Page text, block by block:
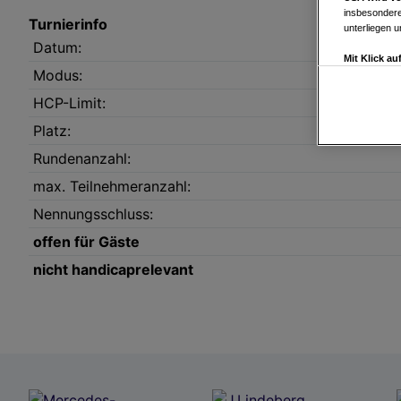
Turnierinfo
Datum:
Modus:
HCP-Limit:
Platz:
Rundenanzahl:
max. Teilnehmeranzahl:
Nennungsschluss:
offen für Gäste
nicht handicaprelevant
unterliegen
Mit Klick